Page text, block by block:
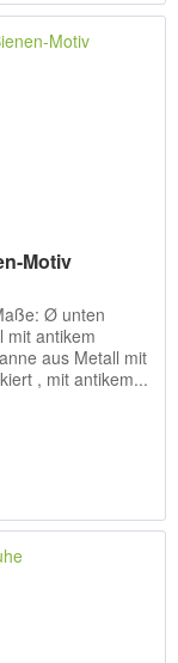
Motiv
Ø unten
mit antikem
aus Metall mit
, mit antikem...